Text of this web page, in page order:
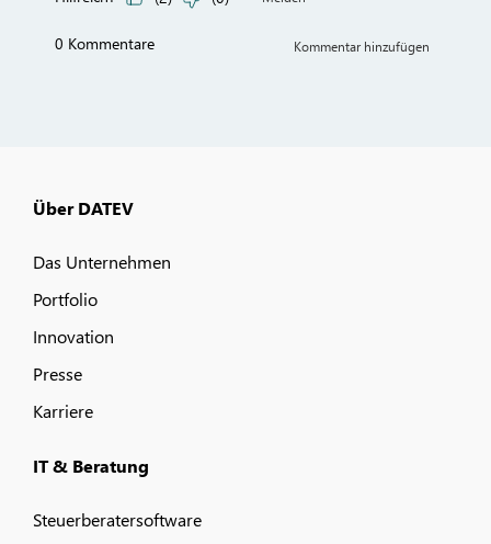
Über DATEV
Das Unternehmen
Portfolio
Innovation
Presse
Karriere
IT & Beratung
Steuerberatersoftware